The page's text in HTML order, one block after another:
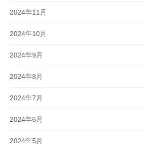
2024年11月
2024年10月
2024年9月
2024年8月
2024年7月
2024年6月
2024年5月